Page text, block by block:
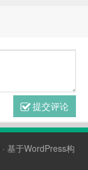
提交评论
· 基于WordPress构